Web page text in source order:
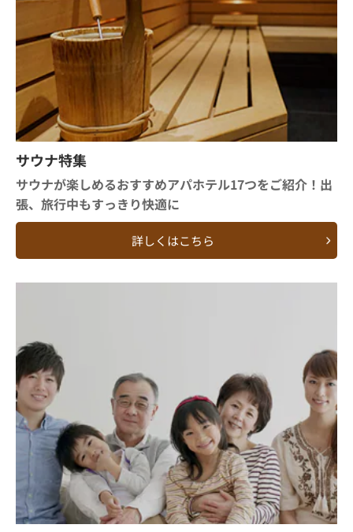
サウナ特集
サウナが楽しめるおすすめアパホテル17つをご紹介！出
張、旅行中もすっきり快適に
詳しくはこちら